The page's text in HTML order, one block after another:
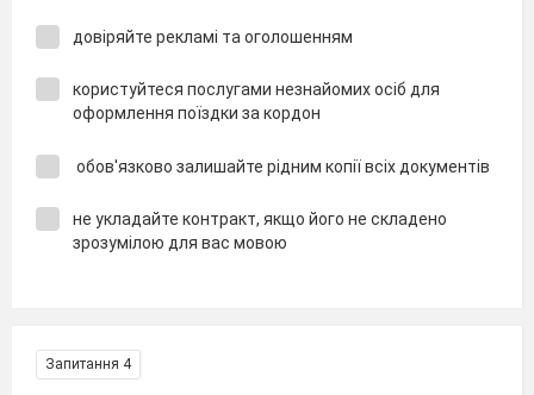
довіряйте рекламі та оголошенням
користуйтеся послугами незнайомих осіб для
оформлення поїздки за кордон
обов'язково залишайте рідним копії всіх документів
не укладайте контракт, якщо його не складено
зрозумілою для вас мовою
Запитання 4